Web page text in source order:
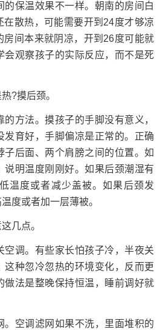
保温效果不一样。朝南的房间白
在散热，可能需要开到24度才够凉
房间本来就阴凉，开到26度可能就
会观察孩子的实际反应，而不是死
?摸后颈。
方法。摸孩子的手脚没有意义，
发育好，手脚偏凉是正常的。正确
子后面、两个肩膀之间的位置。如
说明温度刚刚好。如果后颈潮湿有
温度或者减少盖被。如果后颈发
度或者加一层薄被。
几点。
调。有些家长怕孩子冷，半夜关
这种忽冷忽热的环境变化，反而更
做法是整晚保持恒温，睡前调好就
空调滤网如果不洗，里面堆积的